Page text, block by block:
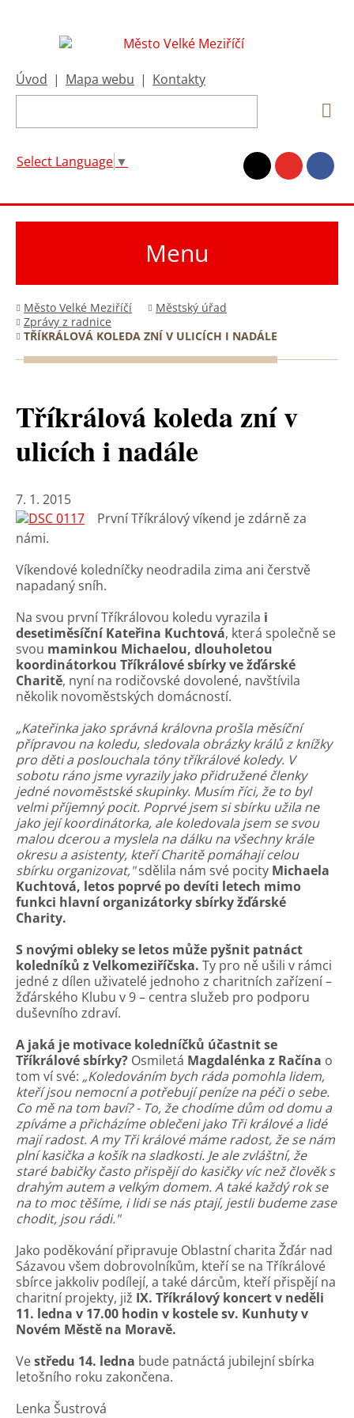
Úvod | Mapa webu | Kontakty
Select Language ▼
Menu
Město Velké Meziříčí
Městský úřad
Zprávy z radnice
TŘÍKRÁLOVÁ KOLEDA ZNÍ V ULICÍCH I NADÁLE
Tříkrálová koleda zní v
ulicích i nadále
7. 1. 2015
První Tříkrálový víkend je zdárně za
námi.
Víkendové koledníčky neodradila zima ani čerstvě
napadaný sníh.
Na svou první Tříkrálovou koledu vyrazila i
desetiměsíční Kateřina Kuchtová, která společně se
svou maminkou Michaelou, dlouholetou
koordinátorkou Tříkrálové sbírky ve žďárské
Charitě, nyní na rodičovské dovolené, navštívila
několik novoměstských domácností.
„Kateřinka jako správná královna prošla měsíční
přípravou na koledu, sledovala obrázky králů z knížky
pro děti a poslouchala tóny tříkrálové koledy. V
sobotu ráno jsme vyrazily jako přidružené členky
jedné novoměstské skupinky. Musím říci, že to byl
velmi příjemný pocit. Poprvé jsem si sbírku užila ne
jako její koordinátorka, ale koledovala jsem se svou
malou dcerou a myslela na dálku na všechny krále
okresu a asistenty, kteří Charitě pomáhají celou
sbírku organizovat,"sdělila nám své pocity Michaela
Kuchtová, letos poprvé po devíti letech mimo
funkci hlavní organizátorky sbírky žďárské
Charity.
S novými obleky se letos může pyšnit patnáct
koledníků z Velkomeziříčska. Ty pro ně ušili v rámci
jedné z dílen uživatelé jednoho z charitních zařízení –
žďárského Klubu v 9 – centra služeb pro podporu
duševního zdraví.
A jaká je motivace koledníčků účastnit se
Tříkrálové sbírky? Osmiletá Magdalénka z Račína o
tom ví své: „Koledováním bych ráda pomohla lidem,
kteří jsou nemocní a potřebují peníze na péči o sebe.
Co mě na tom baví? - To, že chodíme dům od domu a
zpíváme a přicházíme oblečeni jako Tři králové a lidé
mají radost. A my Tři králové máme radost, že se nám
plní kasička a košík na sladkosti. Je ale zvláštní, že
staré babičky často přispějí do kasičky víc než člověk s
drahým autem a velkým domem. A také každý rok se
na to moc těšíme, i lidi se nás ptají, jestli budeme zase
chodit, jsou rádi."
Jako poděkování připravuje Oblastní charita Žďár nad
Sázavou všem dobrovolníkům, kteří se na Tříkrálové
sbírce jakkoliv podílejí, a také dárcům, kteří přispějí na
charitní projekty, již IX. Tříkrálový koncert v neděli
11. ledna v 17.00 hodin v kostele sv. Kunhuty v
Novém Městě na Moravě.
Vestředu 14. ledna bude patnáctá jubilejní sbírka
letošního roku zakončena.
Lenka Šustrová